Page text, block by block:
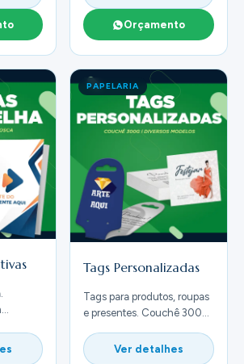
Orçamento
PAPELARIA
Tags Personalizadas
Tags para produtos, roupas
e presentes. Couchê 300g
formas.Ver detalhes